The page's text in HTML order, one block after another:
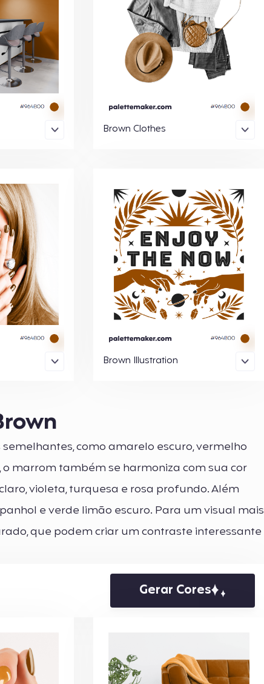
Brown Clothes
Brown Illustration
como amarelo escuro, vermelho
marrom também se harmoniza com sua cor
violeta, turquesa e rosa profundo. Além
e verde limão escuro. Para um visual mais
que podem criar um contraste interessante
Gerar Cores